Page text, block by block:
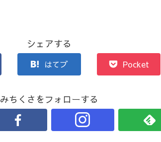
シェアする
はてブ Pocket
みちくさをフォローする